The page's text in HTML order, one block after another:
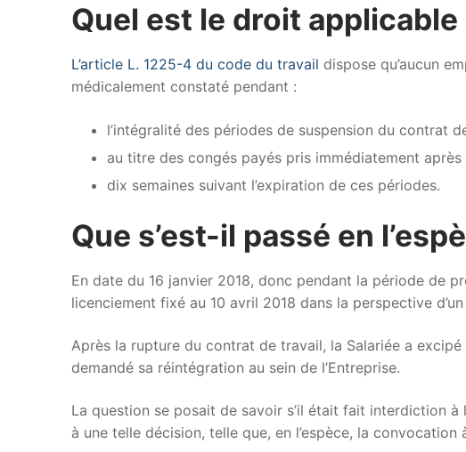
Quel est le droit applicable
L’article L. 1225-4 du code du travail dispose qu’aucun
médicalement constaté pendant :
l’intégralité des périodes de suspension du contrat
au titre des congés payés pris immédiatement
dix semaines suivant l’expiration de ces périodes.
Que s’est-il passé en
En date du 16 janvier 2018, donc pendant la période de
licenciement fixé au 10 avril 2018 dans la perspective
Après la rupture du contrat de travail, la Salariée a excipé
demandé sa réintégration au sein de l’Entreprise.
La question se posait de savoir s’il était fait interdiction
à une telle décision, telle que, en l’espèce, la convocation